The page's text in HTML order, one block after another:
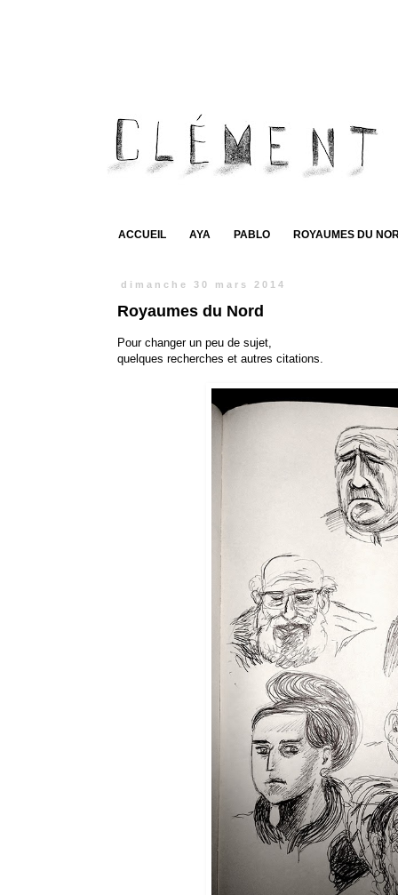
ACCUEIL AYA PABLO ROYAUMES DU
dimanche 30 mars 2014
Royaumes du Nord
Pour changer un peu de sujet,
quelques recherches et autres citations.